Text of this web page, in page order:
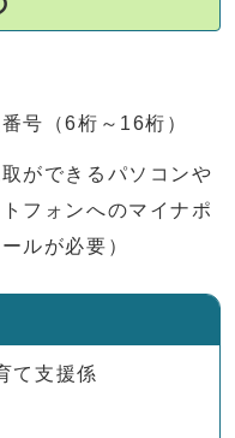
号（6桁～16桁）
ができるパソコンや
フォンへのマイナポ
ルが必要）
て支援係